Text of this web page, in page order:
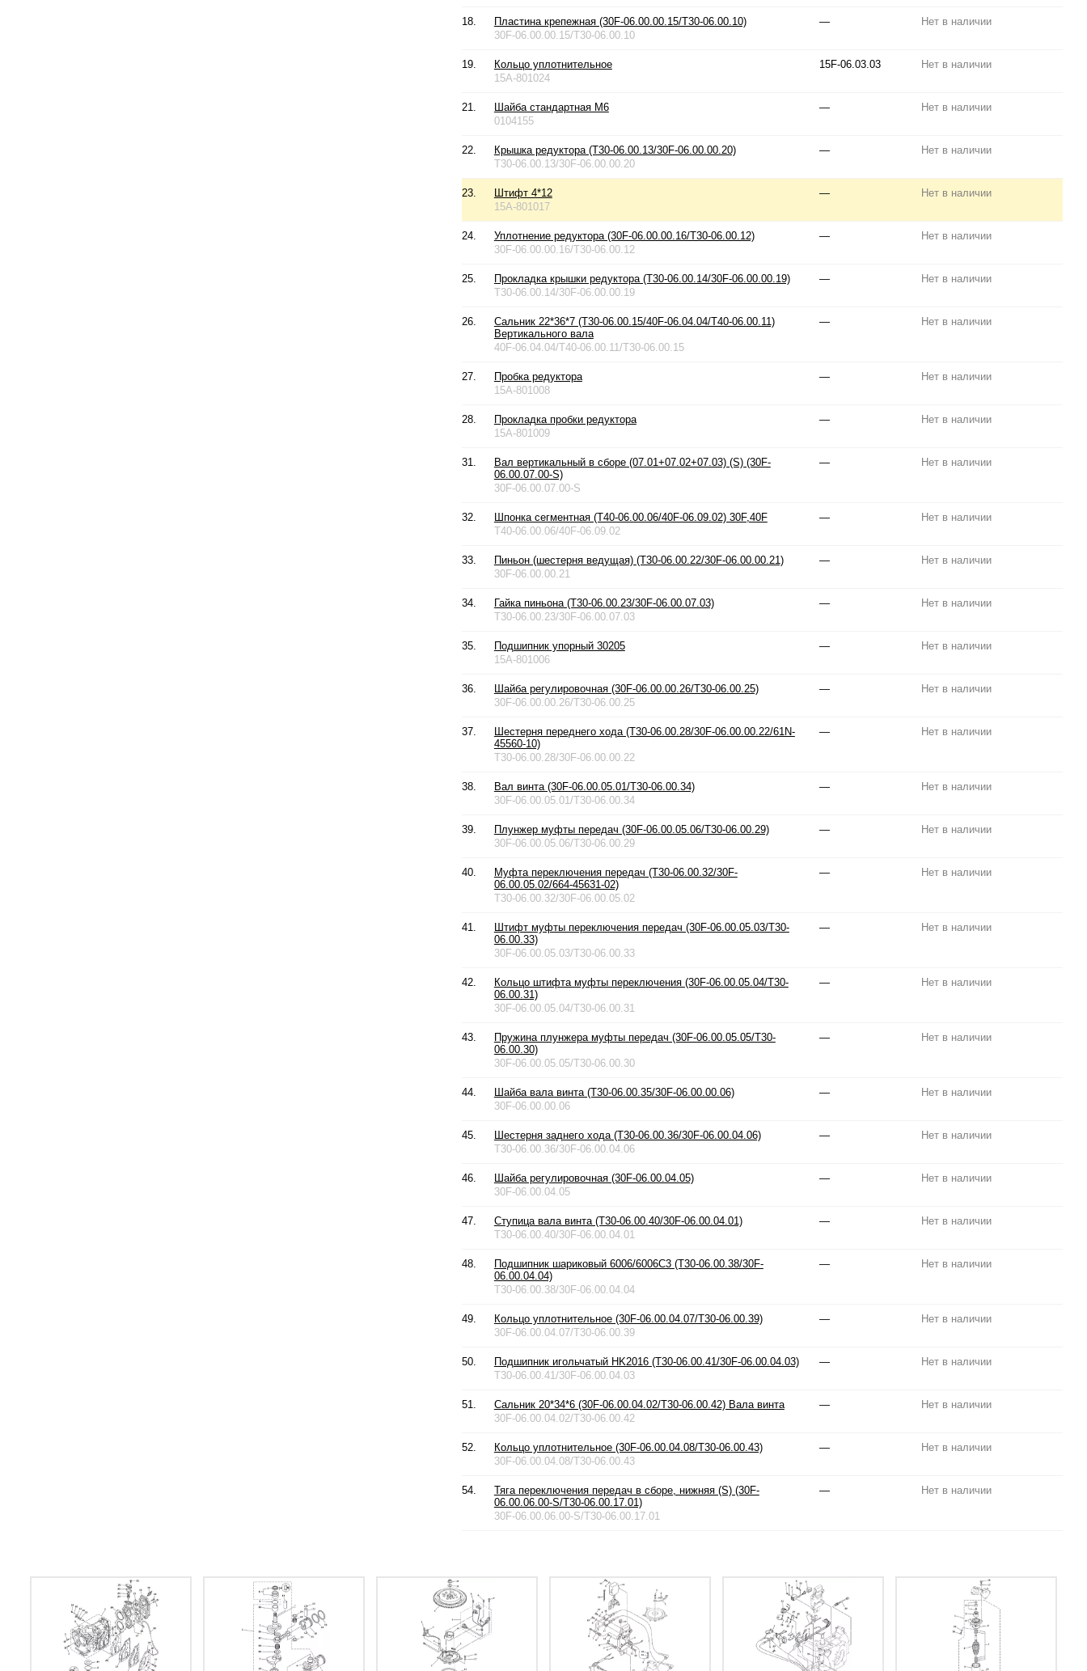
18.
Пластина крепежная (30F-06.00.00.15/T30-06.00.10)
30F-06.00.00.15/T30-06.00.10
— Нет в наличии
19.
Кольцо уплотнительное
15A-801024
15F-06.03.03 Нет в наличии
21.
Шайба стандартная М6
0104155
— Нет в наличии
22.
Крышка редуктора (T30-06.00.13/30F-06.00.00.20)
T30-06.00.13/30F-06.00.00.20
— Нет в наличии
23.
Штифт 4*12
15A-801017
— Нет в наличии
24.
Уплотнение редуктора (30F-06.00.00.16/T30-06.00.12)
30F-06.00.00.16/T30-06.00.12
— Нет в наличии
25.
Прокладка крышки редуктора (T30-06.00.14/30F-06.00.00.19)
T30-06.00.14/30F-06.00.00.19
— Нет в наличии
26.
Сальник 22*36*7 (T30-06.00.15/40F-06.04.04/T40-06.00.11)
Вертикального вала
40F-06.04.04/T40-06.00.11/T30-06.00.15
— Нет в наличии
27.
Пробка редуктора
15A-801008
— Нет в наличии
28.
Прокладка пробки редуктора
15A-801009
— Нет в наличии
31.
Вал вертикальный в сборе (07.01+07.02+07.03) (S) (30F-
06.00.07.00-S)
30F-06.00.07.00-S
— Нет в наличии
32.
Шпонка сегментная (T40-06.00.06/40F-06.09.02) 30F,40F
T40-06.00.06/40F-06.09.02
— Нет в наличии
33.
Пиньон (шестерня ведущая) (T30-06.00.22/30F-06.00.00.21)
30F-06.00.00.21
— Нет в наличии
34.
Гайка пиньона (T30-06.00.23/30F-06.00.07.03)
T30-06.00.23/30F-06.00.07.03
— Нет в наличии
35.
Подшипник упорный 30205
15A-801006
— Нет в наличии
36.
Шайба регулировочная (30F-06.00.00.26/T30-06.00.25)
30F-06.00.00.26/T30-06.00.25
— Нет в наличии
37.
Шестерня переднего хода (T30-06.00.28/30F-06.00.00.22/61N-
45560-10)
T30-06.00.28/30F-06.00.00.22
— Нет в наличии
38.
Вал винта (30F-06.00.05.01/T30-06.00.34)
30F-06.00.05.01/T30-06.00.34
— Нет в наличии
39.
Плунжер муфты передач (30F-06.00.05.06/T30-06.00.29)
30F-06.00.05.06/T30-06.00.29
— Нет в наличии
40.
Муфта переключения передач (T30-06.00.32/30F-
06.00.05.02/664-45631-02)
T30-06.00.32/30F-06.00.05.02
— Нет в наличии
41.
Штифт муфты переключения передач (30F-06.00.05.03/T30-
06.00.33)
30F-06.00.05.03/T30-06.00.33
— Нет в наличии
42.
Кольцо штифта муфты переключения (30F-06.00.05.04/T30-
06.00.31)
30F-06.00.05.04/T30-06.00.31
— Нет в наличии
43.
Пружина плунжера муфты передач (30F-06.00.05.05/T30-
06.00.30)
30F-06.00.05.05/T30-06.00.30
— Нет в наличии
44.
Шайба вала винта (T30-06.00.35/30F-06.00.00.06)
30F-06.00.00.06
— Нет в наличии
45.
Шестерня заднего хода (T30-06.00.36/30F-06.00.04.06)
T30-06.00.36/30F-06.00.04.06
— Нет в наличии
46.
Шайба регулировочная (30F-06.00.04.05)
30F-06.00.04.05
— Нет в наличии
47.
Ступица вала винта (T30-06.00.40/30F-06.00.04.01)
T30-06.00.40/30F-06.00.04.01
— Нет в наличии
48.
Подшипник шариковый 6006/6006C3 (T30-06.00.38/30F-
06.00.04.04)
T30-06.00.38/30F-06.00.04.04
— Нет в наличии
49.
Кольцо уплотнительное (30F-06.00.04.07/T30-06.00.39)
30F-06.00.04.07/T30-06.00.39
— Нет в наличии
50.
Подшипник игольчатый HK2016 (T30-06.00.41/30F-06.00.04.03)
T30-06.00.41/30F-06.00.04.03
— Нет в наличии
51.
Сальник 20*34*6 (30F-06.00.04.02/T30-06.00.42) Вала винта
30F-06.00.04.02/T30-06.00.42
— Нет в наличии
52.
Кольцо уплотнительное (30F-06.00.04.08/T30-06.00.43)
30F-06.00.04.08/T30-06.00.43
— Нет в наличии
54.
Тяга переключения передач в сборе, нижняя (S) (30F-
06.00.06.00-S/T30-06.00.17.01)
30F-06.00.06.00-S/T30-06.00.17.01
— Нет в наличии